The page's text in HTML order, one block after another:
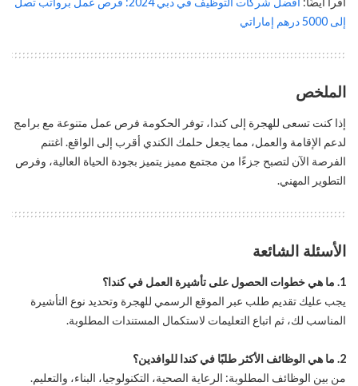
إلى 5000 درهم إماراتي
الملخص
إذا كنت تسعى للهجرة إلى كندا، توفر الحكومة فرص عمل متنوعة مع برامج
لدعم الإقامة والعمل، مما يجعل حلمك الكندي أقرب إلى الواقع. اغتنم
الفرصة الآن لتصبح جزءًا من مجتمع مميز يتميز بجودة الحياة العالية، وفرص
التطوير المهني.
الأسئلة الشائعة
1. ما هي خطوات الحصول على تأشيرة العمل في كندا؟
يجب عليك تقديم طلب عبر الموقع الرسمي للهجرة وتحديد نوع التأشيرة
المناسب لك، ثم اتباع التعليمات لاستكمال المستندات المطلوبة.
2. ما هي الوظائف الأكثر طلبًا في كندا للوافدين؟
من بين الوظائف المطلوبة: الرعاية الصحية، التكنولوجيا، البناء، والتعليم.